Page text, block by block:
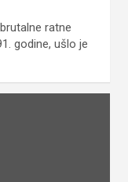
ratne
godine, ušlo je